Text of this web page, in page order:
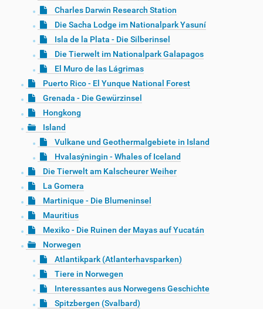
Charles Darwin Research Station
Die Sacha Lodge im Nationalpark Yasuní
Isla de la Plata - Die Silberinsel
Die Tierwelt im Nationalpark Galapagos
El Muro de las Lágrimas
Puerto Rico - El Yunque National Forest
Grenada - Die Gewürzinsel
Hongkong
Island
Vulkane und Geothermalgebiete in Island
Hvalasýningin - Whales of Iceland
Die Tierwelt am Kalscheurer Weiher
La Gomera
Martinique - Die Blumeninsel
Mauritius
Mexiko - Die Ruinen der Mayas auf Yucatán
Norwegen
Atlantikpark (Atlanterhavsparken)
Tiere in Norwegen
Interessantes aus Norwegens Geschichte
Spitzbergen (Svalbard)